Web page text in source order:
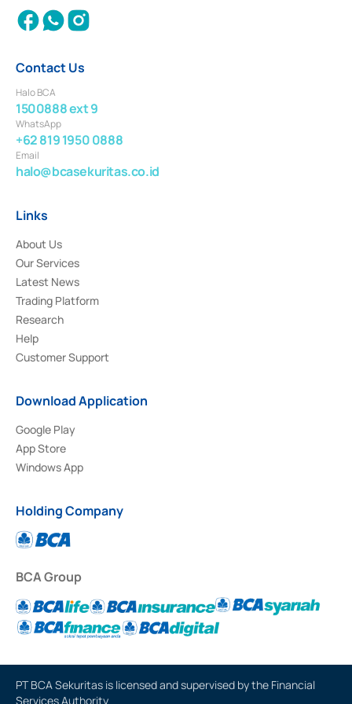
Contact Us
Halo BCA
1500888 ext 9
WhatsApp
+62 819 1950 0888
Email
halo@bcasekuritas.co.id
Links
About Us
Our Services
Latest News
Trading Platform
Research
Help
Customer Support
Download Application
Google Play
App Store
Windows App
Holding Company
BCA Group
PT BCA Sekuritas is licensed and supervised by the Financial
Services Authority